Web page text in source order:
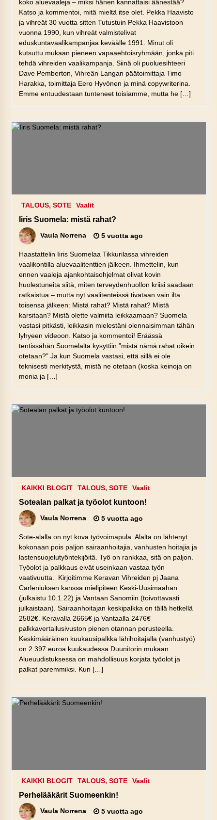
koko aluevaaleja – miksi hänen kannattaisi äänestää?
Katso ja kommentoi, mitä mieltä itse olet. Pekka Haavisto
ja vihreät 30 vuotta sitten Tutustuin Pekka Haavistoon
vuonna 1990, kun vihreät valmistelivat
eduskuntavaalikampanjaa keväälle 1991. Minut oli
kutsuttu mukaan pieneen vapaaehtoisryhmään, jonka piti
tehdä vihreiden vaalikampanja. Siinä oli puoluesihteeri
Dave Pemberton, Vihreän Langan päätoimittaja Timo
Harakka, toimittaja Eero Hyvönen ja minä copywriterina.
Emme entuudestaan tunteneet toisiamme, mutta he […]
TALOUS, SOTE Vaalit
Iiris Suomela: mistä rahat?
Vaula Norrena 5 vuotta ago
Haastattelin Iiris Suomelaa Tikkurilassa vihreiden
vaalikontilla aluevaalitenttien jälkeen. Ihmettelin, kun
ennen vaaleja ajankohtaisohjelmat olivat kovin
huolestuneita siitä, miten terveydenhuollon kriisi saadaan
ratkaistua – mutta nyt vaalitenteissä tivataan vain ilta
toisensa jälkeen: Mistä rahat? Mistä rahat? Mistä
karsitaan? Mistä olette valmiita leikkaamaan? Suomela
vastasi pitkästi, leikkasin mielestäni olennaisimman tähän
lyhyeen videoon. Katso ja kommentoi! Eräässä
tentissähän Suomelalta kysyttiin ”mistä nämä rahat oikein
otetaan?” Ja kun Suomela vastasi, että sillä ei ole
teknisesti merkitystä, mistä ne otetaan (koska keinoja on
monia ja […]
KAIKKI BLOGIT TALOUS, SOTE Vaalit
Sotealan palkat ja työolot kuntoon!
Vaula Norrena 5 vuotta ago
Sote-alalla on nyt kova työvoimapula. Alalta on lähtenyt
kokonaan pois paljon sairaanhoitajia, vanhusten hoitajia ja
lastensuojelutyöntekijöitä. Työ on rankkaa, sitä on paljon.
Työolot ja palkkaus eivät useinkaan vastaa työn
vaativuutta. Kirjoitimme Keravan Vihreiden pj Jaana
Carleniuksen kanssa mielipiteen Keski-Uusimaahan
(julkaistu 10.1.22) ja Vantaan Sanomiin (toivottavasti
julkaistaan). Sairaanhoitajan keskipalkka on tällä hetkellä
2582€. Keravalla 2665€ ja Vantaalla 2476€
palkkavertailusivuston pienen otannan perusteella.
Keskimääräinen kuukausipalkka lähihoitajalla (vanhustyö)
on 2 397 euroa kuukaudessa Duunitorin mukaan.
Alueuudistuksessa on mahdollisuus korjata työolot ja
palkat paremmiksi. Kun […]
KAIKKI BLOGIT TALOUS, SOTE Vaalit
Perhelääkärit Suomeenkin!
Vaula Norrena 5 vuotta ago